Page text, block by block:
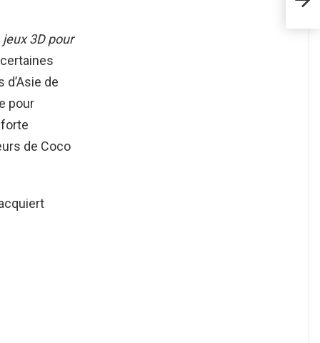
jeux 3D pour
de
pour
forte
de Coco
&